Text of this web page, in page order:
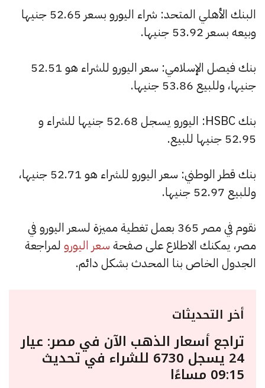
البنك الأهلي المتحد: شراء اليورو بسعر 52.65 جنيها
وبيعه بسعر 53.92 جنيها.
بنك فيصل الإسلامي: سعر اليورو للشراء هو 52.51
جنيها، وللبيع 53.86 جنيها.
بنك HSBC: اليورو يسجل 52.68 جنيها للشراء و
52.95 جنيها للبيع.
بنك قطر الوطني: سعر اليورو للشراء هو 52.71 جنيها،
وللبيع 52.97 جنيها.
نقوم في مصر 365 بعمل تغطية مميزة لسعر اليورو في
مصر، يمكنك الاطلاع على صفحة سعر اليورو لمراجعة
الجدول الخاص بنا المحدث بشكل دائم.
أخر التحديثات
تراجع أسعار الذهب الآن في مصر: عيار
24 يسجل 6730 للشراء في تحديث
09:15 مساءًا